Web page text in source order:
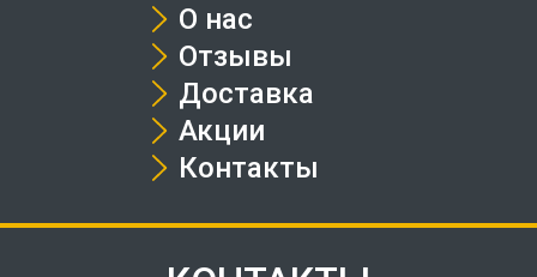
О нас
Отзывы
Доставка
Акции
Контакты